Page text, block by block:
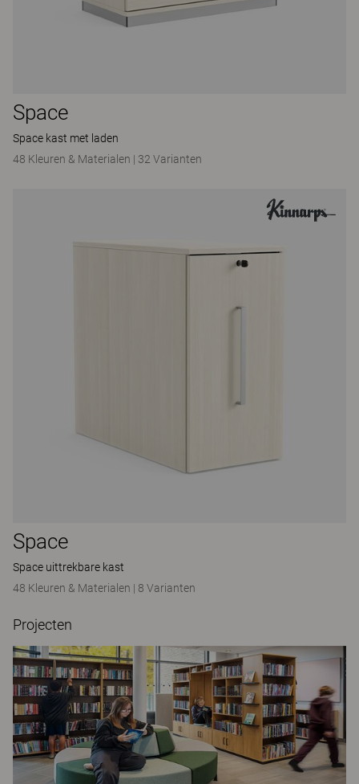
Space
Space kast met laden
48 Kleuren & Materialen | 32 Varianten
Space
Space uittrekbare kast
48 Kleuren & Materialen | 8 Varianten
Projecten